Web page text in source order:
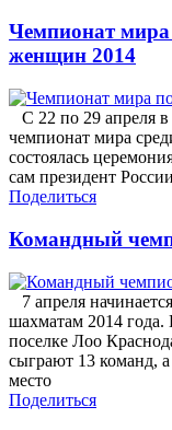
Чемпионат мира
женщин 2014
С 22 по 29 апреля
чемпионат мира
состоялась
сам президент
Поделиться
Командный
7 апреля
шахматам 2014 года.
поселке Лоо
сыграют 13 команд,
место
Поделиться